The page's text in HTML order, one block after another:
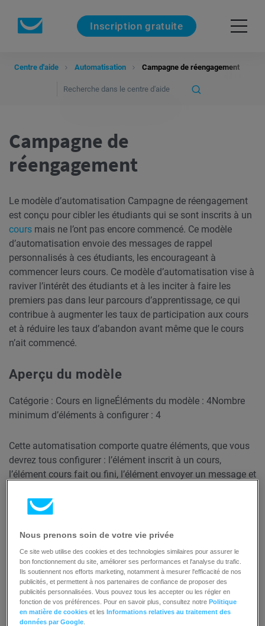
Inscription gratuite
Centre d'aide Automatisation Campagne de réengagement
Campagne de
réengagement
Le modèle d’automatisation Campagne de réengagement
est conçu pour cibler les étudiants qui se sont inscrits à un
cours mais ne l’ont pas encore commencé. Ce modèle
d’automatisation envoie des messages de rappel
personnalisés à ces étudiants, les encourageant à
commencer leurs cours. Ce modèle d’automatisation vise à
raviver l’intérêt des étudiants et à les inciter à faire les
premiers pas dans leur parcours d’apprentissage, ce qui
contribue à augmenter les taux de participation aux cours
et à réduire les taux d’abandon avant même que le cours
n’ait commencé.
Aperçu du modèle
Catégorie : Cours en ligneÉléments du modèle : 4Nombre
minimum d’éléments à configurer : 4
Cette automatisation comporte quatre éléments, que vous
devrez tous configurer : l’élément inscrit à un cours,
l’élément cours fait ou fini, l’élément envoyer un message et
Nous prenons soin de votre vie privée
Ce site web utilise des cookies et des technologies similaires pour assurer le
bon fonctionnement du site, améliorer ses performances et l'analyse du trafic.
Ils soutiennent nos efforts marketing, notamment à mesurer l'efficacité de nos
publicités, et permettent à nos partenaires de confiance de proposer des
publicités personnalisées. Vous pouvez tous les accepter ou les régler en
fonction de vos préférences. Pour en savoir plus, consultez notrePolitique
en matière de cookies et lesInformations relatives au traitement des
données par Google